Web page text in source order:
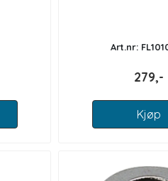
Art.nr:
279,-
Kjøp